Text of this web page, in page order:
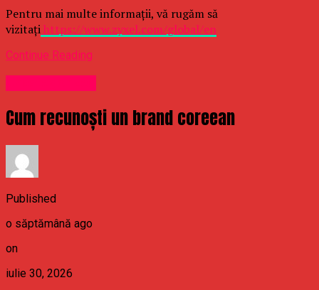
Pentru mai multe informații, vă rugăm să
vizitațihttps://www.zyxel.com/global/en
Continue Reading
Cum recunoști un brand coreean
Published
o săptămână ago
on
iulie 30, 2026